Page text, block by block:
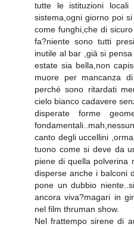
tutte le istituzioni locali
sistema,ogni giorno poi
come funghi,che di
fa?niente sono tutti
inutile al bar ,già si
estate sia bella,non
muore per mancanza
perché sono ritardati
cielo bianco cadavere
disperate forme
canto degli uccellini
tuono come si deve da
piene di quella polverina
disperse anche i balconi
pone un dubbio
ancora viva?magari in
nel film thruman show.
Nel frattempo sirene di